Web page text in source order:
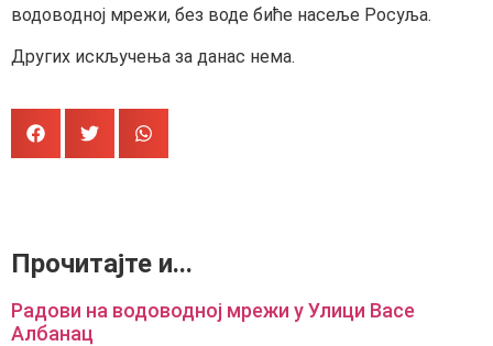
водоводној мрежи, без воде биће насеље Росуља.
Других искључења за данас нема.
Прочитајте и...
Радови на водоводној мрежи у Улици Васе
Албанац